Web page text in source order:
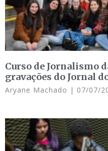
Curso de Jornalismo
gravações do Jornal
Aryane Machado 07/07/